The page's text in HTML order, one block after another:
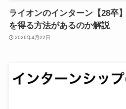
ライオンのインターン【28卒
を得る方法があるのか解説
2026年4月22日